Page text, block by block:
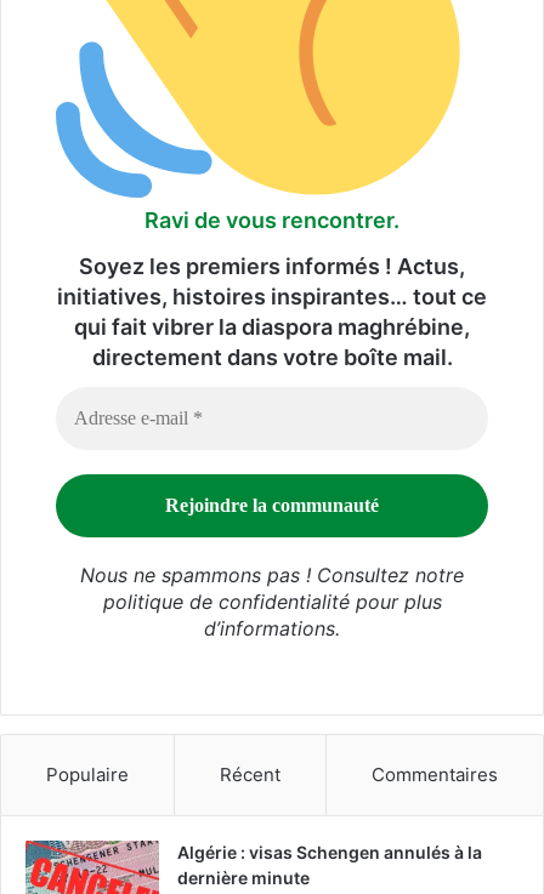
Ravi de vous rencontrer.
Soyez les premiers informés ! Actus,
initiatives, histoires inspirantes… tout ce
qui fait vibrer la diaspora maghrébine,
directement dans votre boîte mail.
Nous ne spammons pas ! Consultez notre
politique de confidentialitépour plus
d’informations.
Populaire Récent Commentaires
Algérie : visas Schengen annulés à la
dernière minute